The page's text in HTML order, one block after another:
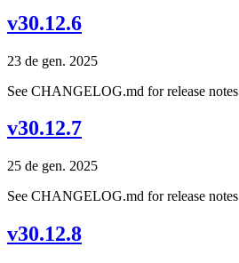
v30.12.6
23 de gen. 2025
See CHANGELOG.md for release notes
v30.12.7
25 de gen. 2025
See CHANGELOG.md for release notes
v30.12.8